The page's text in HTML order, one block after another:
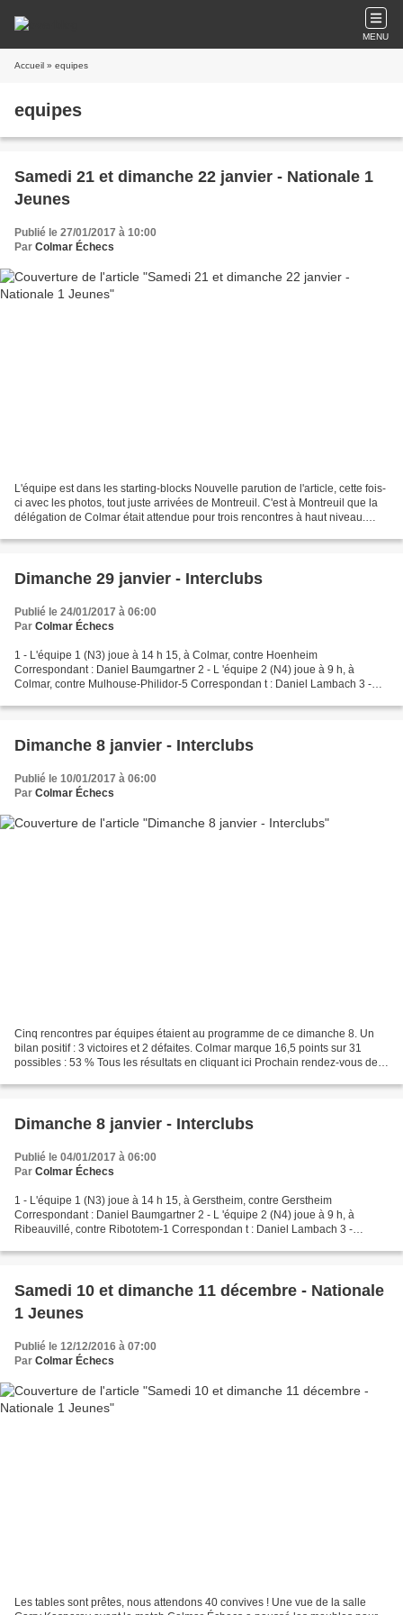
MENU
Accueil » equipes
equipes
Samedi 21 et dimanche 22 janvier - Nationale 1
Jeunes
Publié le 27/01/2017 à 10:00
Par Colmar Échecs
L'équipe est dans les starting-blocks Nouvelle parution de l'article, cette fois-
ci avec les photos, tout juste arrivées de Montreuil. C'est à Montreuil que la
délégation de Colmar était attendue pour trois rencontres à haut niveau.
Dimanche 29 janvier - Interclubs
Publié le 24/01/2017 à 06:00
Par Colmar Échecs
1 - L'équipe 1 (N3) joue à 14 h 15, à Colmar, contre Hoenheim
Correspondant : Daniel Baumgartner 2 - L 'équipe 2 (N4) joue à 9 h, à
Colmar, contre Mulhouse-Philidor-5 Correspondan t : Daniel Lambach 3 -
Dimanche 8 janvier - Interclubs
Publié le 10/01/2017 à 06:00
Par Colmar Échecs
Cinq rencontres par équipes étaient au programme de ce dimanche 8. Un
bilan positif : 3 victoires et 2 défaites. Colmar marque 16,5 points sur 31
possibles : 53 % Tous les résultats en cliquant ici Prochain rendez-vous des
Dimanche 8 janvier - Interclubs
Publié le 04/01/2017 à 06:00
Par Colmar Échecs
1 - L'équipe 1 (N3) joue à 14 h 15, à Gerstheim, contre Gerstheim
Correspondant : Daniel Baumgartner 2 - L 'équipe 2 (N4) joue à 9 h, à
Ribeauvillé, contre Ribototem-1 Correspondan t : Daniel Lambach 3 -
Samedi 10 et dimanche 11 décembre - Nationale
1 Jeunes
Publié le 12/12/2016 à 07:00
Par Colmar Échecs
Les tables sont prêtes, nous attendons 40 convives ! Une vue de la salle